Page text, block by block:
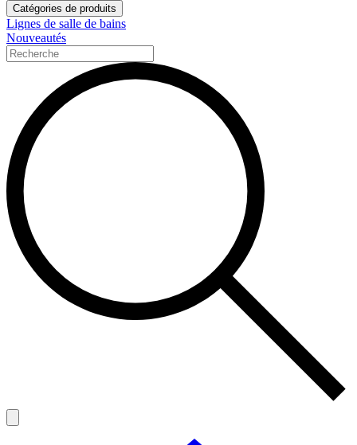
Catégories de produits
Lignes de salle de bains
Nouveautés